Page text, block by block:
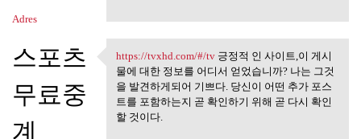
Adres
스포츠
무료중
계
https://tvxhd.com/#/tv 긍정적 인
https://tvxhd.com/#/tv긍정적 인 사이트,이 게시
물에 대한 정보를 어디서 얻었습니까? 나는 그것
을 발견하게되어 기쁘다. 당신이 어떤 추가 포스
트를 포함하는지 곧 확인하기 위해 곧 다시 확인
할 것이다.